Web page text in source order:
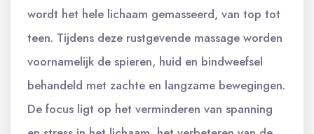
wordt het hele lichaam gemasseerd, van top tot
teen. Tijdens deze rustgevende massage worden
voornamelijk de spieren, huid en bindweefsel
behandeld met zachte en langzame bewegingen.
De focus ligt op het verminderen van spanning